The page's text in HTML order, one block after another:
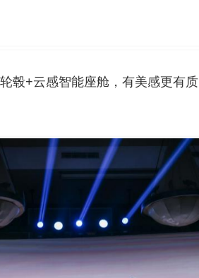
毂+云感智能座舱，有美感更有质